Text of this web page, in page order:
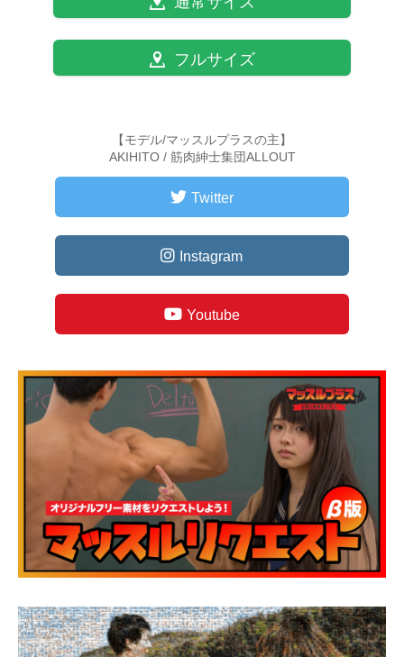
フルサイズ
【モデル/マッスルプラスの主】
AKIHITO / 筋肉紳士集団ALLOUT
Twitter
Instagram
Youtube